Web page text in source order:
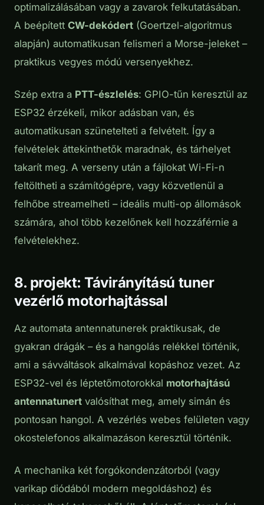
optimalizálásában vagy a zavarok felkutatásában.
A beépített CW-dekódert (Goertzel-algoritmus
alapján) automatikusan felismeri a Morse-jeleket –
praktikus vegyes módú versenyekhez.
Szép extra a PTT-észlelés: GPIO-tűn keresztül az
ESP32 érzékeli, mikor adásban van, és
automatikusan szünetelteti a felvételt. Így a
felvételek áttekinthetők maradnak, és tárhelyet
takarít meg. A verseny után a fájlokat Wi-Fi-n
feltöltheti a számítógépre, vagy közvetlenül a
felhőbe streamelheti – ideális multi-op állomások
számára, ahol több kezelőnek kell hozzáférnie a
felvételekhez.
8. projekt: Távirányítású tuner
vezérlő motorhajtással
Az automata antennatunerek praktikusak, de
gyakran drágák – és a hangolás relékkel történik,
ami a sávváltások alkalmával kopáshoz vezet. Az
ESP32-vel és léptetőmotorokkal motorhajtású
antennatunert valósíthat meg, amely simán és
pontosan hangol. A vezérlés webes felületen vagy
okostelefonos alkalmazáson keresztül történik.
A mechanika két forgókondenzátorból (vagy
varikap diódából modern megoldáshoz) és